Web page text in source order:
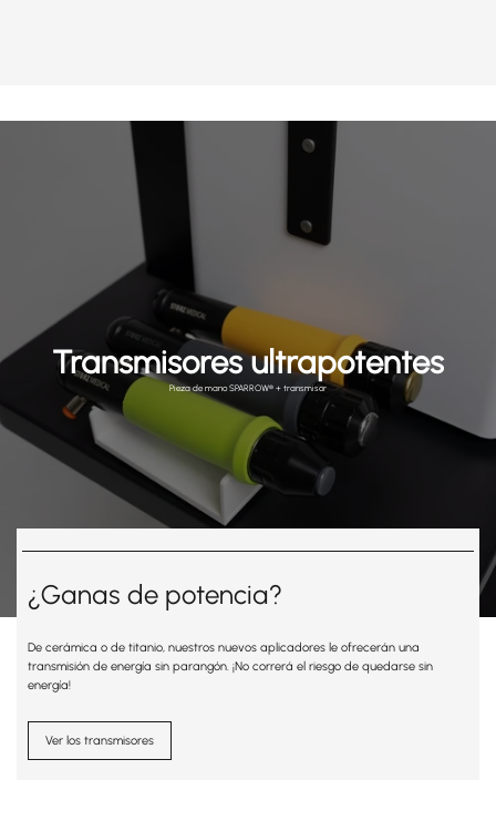
Transmisores ultrapotentes
Pieza de mano SPARROW® + transmisor
¿Ganas de potencia?
De cerámica o de titanio, nuestros nuevos aplicadores le ofrecerán una
transmisión de energía sin parangón. ¡No correrá el riesgo de quedarse sin
energía!
Ver los transmisores